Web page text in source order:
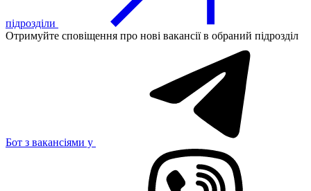
підрозділи
Отримуйте сповіщення про нові вакансії в обраний підрозділ
Бот з вакансіями у